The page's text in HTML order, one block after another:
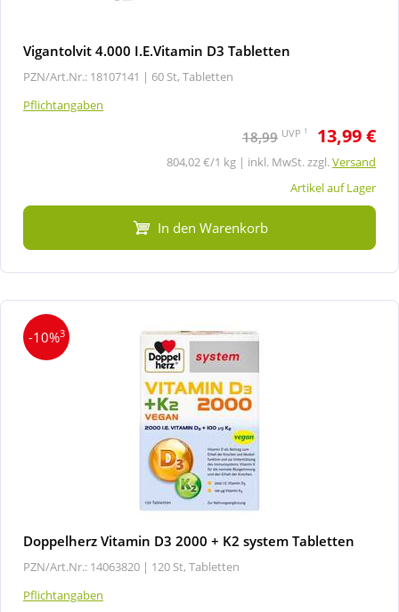
Vigantolvit 4.000 I.E.Vitamin D3 Tabletten
PZN/Art.Nr.: 18107141 | 60 St, Tabletten
Pflichtangaben
18,99 UVP 1 13,99 €
804,02 €/1 kg | inkl. MwSt. zzgl.Versand
Artikel auf Lager
In den Warenkorb
-10%3
Doppelherz Vitamin D3 2000 + K2 system Tabletten
PZN/Art.Nr.: 14063820 | 120 St, Tabletten
Pflichtangaben